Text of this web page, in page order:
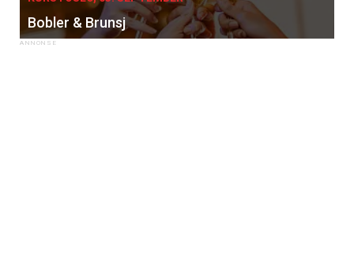
Bobler & Brunsj